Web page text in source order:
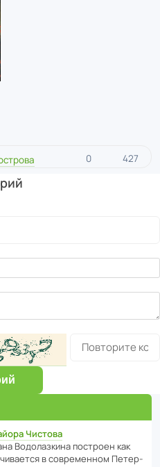
0 427
Чистова
Водо­ла­з­кина пост­роен как
в совре­менном Пете­р­